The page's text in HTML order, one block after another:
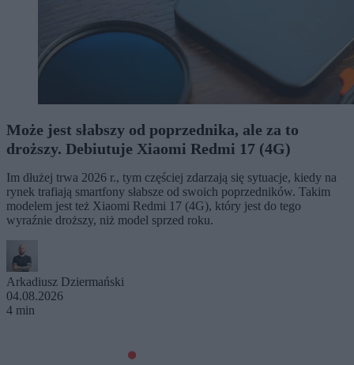
Może jest słabszy od poprzednika, ale za to
droższy. Debiutuje Xiaomi Redmi 17 (4G)
Im dłużej trwa 2026 r., tym częściej zdarzają się sytuacje, kiedy na
rynek trafiają smartfony słabsze od swoich poprzedników. Takim
modelem jest też Xiaomi Redmi 17 (4G), który jest do tego
wyraźnie droższy, niż model sprzed roku.
Arkadiusz Dziermański
04.08.2026
4 min